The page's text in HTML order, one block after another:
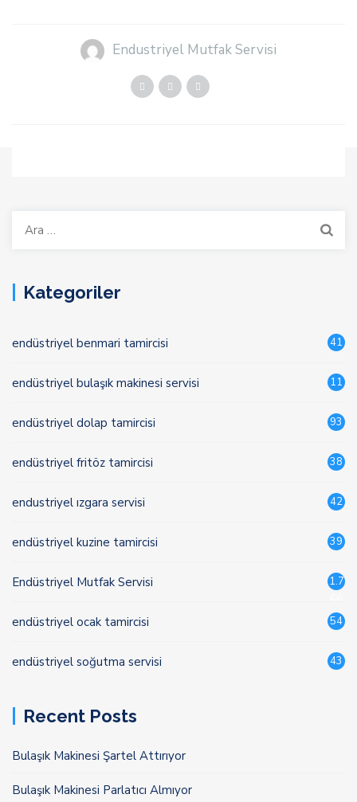
Endustriyel Mutfak Servisi
Arama:
Kategoriler
endüstriyel benmari tamircisi 41
endüstriyel bulaşık makinesi servisi 11
endüstriyel dolap tamircisi 93
endüstriyel fritöz tamircisi 38
endustriyel ızgara servisi 42
endüstriyel kuzine tamircisi 39
Endüstriyel Mutfak Servisi
1.7
endüstriyel ocak tamircisi 54
endüstriyel soğutma servisi 43
Recent Posts
Bulaşık Makinesi Şartel Attırıyor
Bulaşık Makinesi Parlatıcı Almıyor